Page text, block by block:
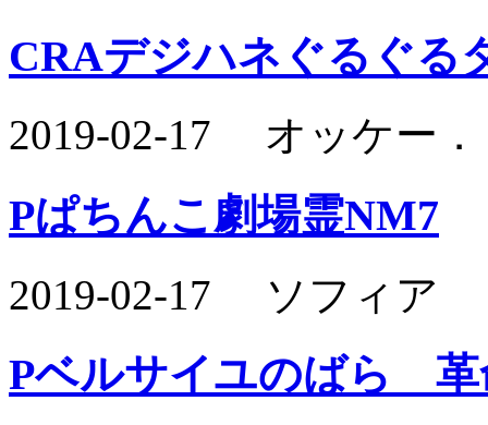
CRAデジハネぐるぐる
2019-02-17 オッケー
Pぱちんこ劇場霊NM7
2019-02-17 ソフィア
Pベルサイユのばら 革